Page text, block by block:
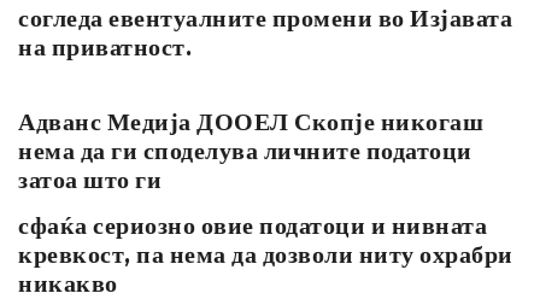
согледа евентуалните промени во Изјавата
на приватност.
Адванс Медија ДООЕЛ Скопје никогаш
нема да ги споделува личните податоци
затоа што ги
сфаќа сериозно овие податоци и нивната
кревкост, па нема да дозволи ниту охрабри
никакво